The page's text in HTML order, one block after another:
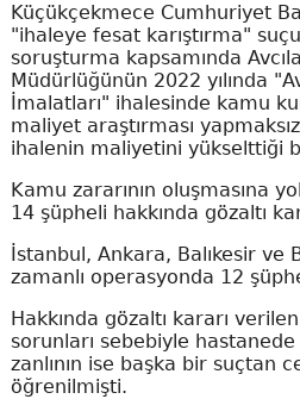
Küçükçekmece Cumhuriyet
"ihaleye fesat karıştırma"
soruşturma kapsamında
Müdürlüğünün 2022 yılında
İmalatları" ihalesinde kamu
maliyet araştırması
ihalenin maliyetini yükselttiği
Kamu zararının oluşmasına
14 şüpheli hakkında gözaltı
İstanbul, Ankara, Balıkesir ve
zamanlı operasyonda 12
Hakkında gözaltı kararı
sorunları sebebiyle
zanlının ise başka bir suçtan
öğrenilmişti.